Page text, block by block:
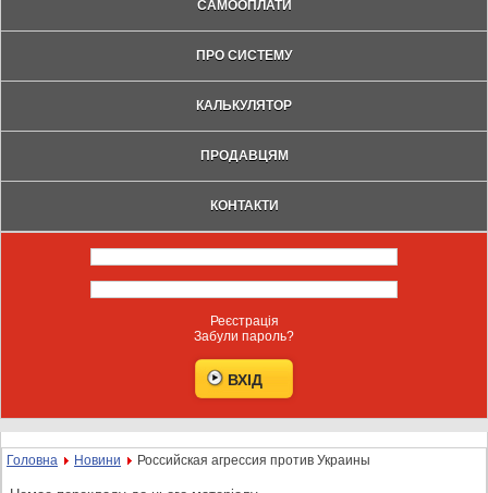
САМООПЛАТИ
ПРО СИСТЕМУ
КАЛЬКУЛЯТОР
ПРОДАВЦЯМ
КОНТАКТИ
Реєстрація
Забули пароль?
Головна Новини Российская агрессия против Украины